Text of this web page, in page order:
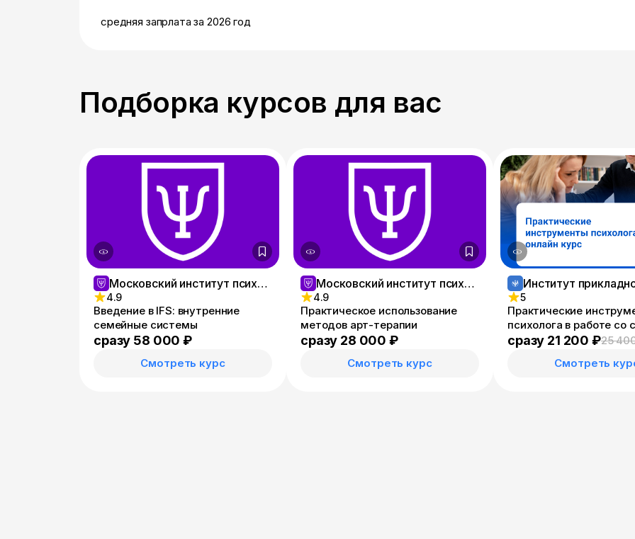
средняя запрлата за 2026 год
Подборка курсов для вас
Московский институт психологии
4.9
Введение в IFS: внутренние
семейные системы
сразу 58 000 ₽
Смотреть курс
Московский институт психологии
4.9
Практическое использование
методов арт-терапии
сразу 28 000 ₽
Смотреть курс
5
Практические
психолога в работе со
запросами
сразу 21 200 ₽25
Смотреть